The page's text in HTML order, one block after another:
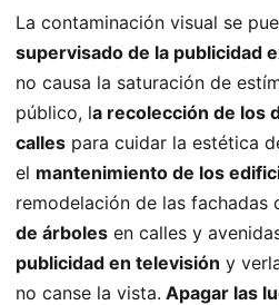
La contaminación visual se
supervisado de la publicidad
no causa la saturación de
público, la recolección de los
calles para cuidar la estética
el mantenimiento de los
remodelación de las fachadas
de árboles en calles y
publicidad en televisión y
no canse la vista. Apagar las